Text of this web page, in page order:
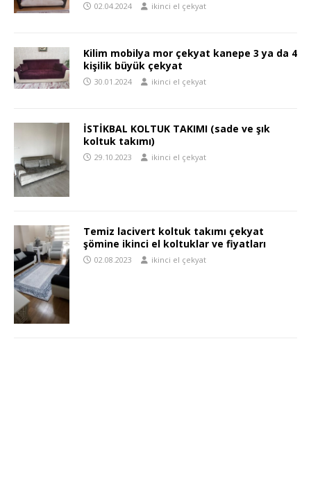
02.04.2024 ikinci el çekyat
Kilim mobilya mor çekyat kanepe 3 ya da 4
kişilik büyük çekyat
30.01.2024 ikinci el çekyat
İSTİKBAL KOLTUK TAKIMI (sade ve şık
koltuk takımı)
29.10.2023 ikinci el çekyat
Temiz lacivert koltuk takımı çekyat
şömine ikinci el koltuklar ve fiyatları
02.08.2023 ikinci el çekyat